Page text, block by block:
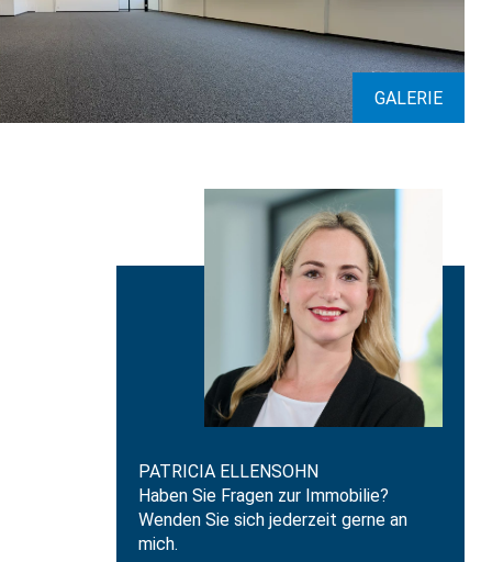
GALERIE
PATRICIA ELLENSOHN
Haben Sie Fragen zur Immobilie?
Wenden Sie sich jederzeit gerne an
mich.